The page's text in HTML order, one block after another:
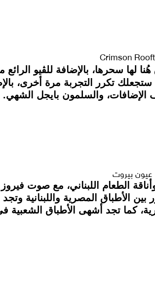
Crimson
بالإضافة للڤيو
تكرر التجربة مرة أخرى،
الإضافات، والسلمون بايجل الشهي.
عيون بيروت
الطعام اللبناني، مع صوت فيروز
الأطباق المصرية واللبنانية
كما تجد أشهى الأطباق الشعبية